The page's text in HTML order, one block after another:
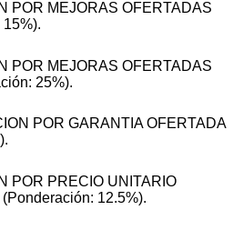
POR MEJORAS OFERTADAS
POR MEJORAS OFERTADAS
25%).
POR GARANTIA OFERTADA
POR PRECIO UNITARIO
12.5%).